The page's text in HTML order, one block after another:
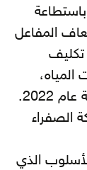
للمفاعل الواحد أي 5 أضعاف المفاعل
تكليف
وإجراءات التمويل، أن تكون المحطة عاملة عام 2022.
الصفراء
الذي